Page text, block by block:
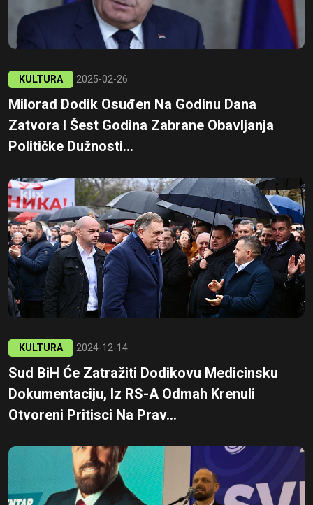
KULTURA 2025-02-26
Milorad Dodik Osuđen Na Godinu Dana
Zatvora I Šest Godina Zabrane Obavljanja
Političke Dužnosti...
KULTURA 2024-12-14
Sud BiH Će Zatražiti Dodikovu Medicinsku
Dokumentaciju, Iz RS-A Odmah Krenuli
Otvoreni Pritisci Na Prav...